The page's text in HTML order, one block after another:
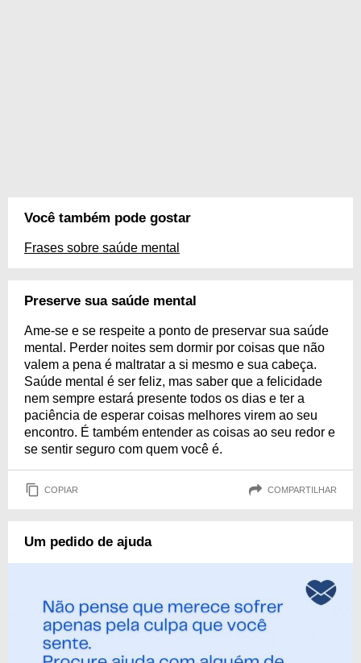
Você também pode gostar
Frases sobre saúde mental
Preserve sua saúde mental
Ame-se e se respeite a ponto de preservar sua saúde
mental. Perder noites sem dormir por coisas que não
valem a pena é maltratar a si mesmo e sua cabeça.
Saúde mental é ser feliz, mas saber que a felicidade
nem sempre estará presente todos os dias e ter a
paciência de esperar coisas melhores virem ao seu
encontro. É também entender as coisas ao seu redor e
se sentir seguro com quem você é.
COPIAR COMPARTILHAR
Um pedido de ajuda